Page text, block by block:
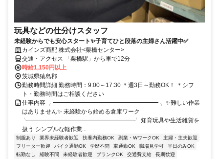
玩具などの仕分けスタッフ
未経験からでも安心スタート✨子育てひと段落の主婦さん活躍中✅
カインズ商配 株式会社<栗橋センター>
交通・アクセス 「栗橋駅」から車で12分
時給1,150円以上
茨城県猿島郡
勤務時間詳細 勤務時間：9:00～17:30 ＊週3日～勤務OK！ ＊シフ
ト・勤務時間はご相談ください
仕事内容 ╭━━━━━━━━━━━━━━━━━━╮ ✨難しい作業
はありません✨ 未経験から始める倉庫ワーク
╰━━━━━━━━━━━━━━━━━━╯ 知育玩具や生活雑貨を
扱う シンプルな軽作業...
制服あり 業界未経験者歓迎 扶養内勤務OK 副業・WワークOK
主婦・主夫歓迎
フリーター歓迎
バイク通勤OK 学歴不問 車通勤OK 職場見学可
平日のみOK
転勤なし
経験不問 未経験者歓迎 ブランクOK 交通費支給
長期歓迎